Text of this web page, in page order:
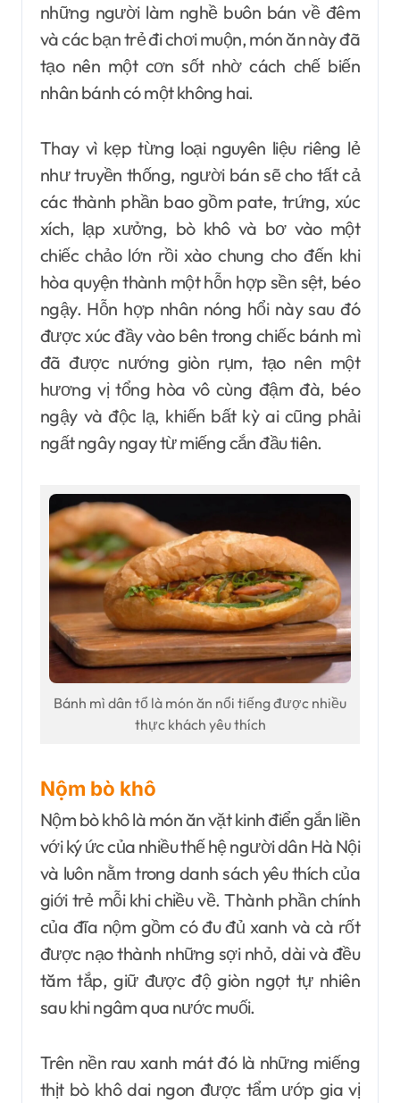
những người làm nghề buôn bán về đêm
và các bạn trẻ đi chơi muộn, món ăn này đã
tạo nên một cơn sốt nhờ cách chế biến
nhân bánh có một không hai.
Thay vì kẹp từng loại nguyên liệu riêng lẻ
như truyền thống, người bán sẽ cho tất cả
các thành phần bao gồm pate, trứng, xúc
xích, lạp xưởng, bò khô và bơ vào một
chiếc chảo lớn rồi xào chung cho đến khi
hòa quyện thành một hỗn hợp sền sệt, béo
ngậy. Hỗn hợp nhân nóng hổi này sau đó
được xúc đầy vào bên trong chiếc bánh mì
đã được nướng giòn rụm, tạo nên một
hương vị tổng hòa vô cùng đậm đà, béo
ngậy và độc lạ, khiến bất kỳ ai cũng phải
ngất ngây ngay từ miếng cắn đầu tiên.
Bánh mì dân tổ là món ăn nổi tiếng được nhiều
thực khách yêu thích
Nộm bò khô
Nộm bò khô là món ăn vặt kinh điển gắn liền
với ký ức của nhiều thế hệ người dân Hà Nội
và luôn nằm trong danh sách yêu thích của
giới trẻ mỗi khi chiều về. Thành phần chính
của đĩa nộm gồm có đu đủ xanh và cà rốt
được nạo thành những sợi nhỏ, dài và đều
tăm tắp, giữ được độ giòn ngọt tự nhiên
sau khi ngâm qua nước muối.
Trên nền rau xanh mát đó là những miếng
thịt bò khô dai ngon được tẩm ướp gia vị